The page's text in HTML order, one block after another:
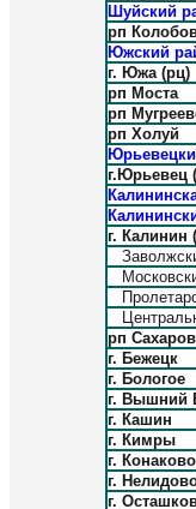
Шуйский
рп
Южский
г. Южа (рц)
рп Моста
рп
рп Холуй
г.Юрьевец
г. Калинин
рп
г. Бежецк
г. Бологое
г. Вышний
г. Кашин
г. Кимры
г. Конаково
г.
г.